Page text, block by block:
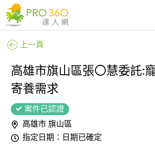
上一頁
高雄市旗山區張〇慧委託:
寄養需求
案件已認證
高雄市 旗山區
指定日期：日期已確定